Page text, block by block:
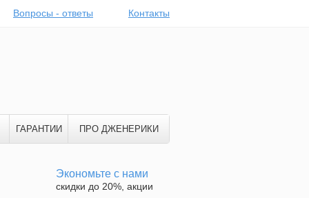
Вопросы - ответы Контакты
ГАРАНТИИ ПРО ДЖЕНЕРИКИ
Экономьте с нами
скидки до 20%, акции